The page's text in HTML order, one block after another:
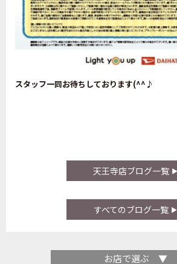
スタッフ一同お待ちしております(^^♪
天王寺店ブログ一覧
すべてのブログ一覧
お店で選ぶ ▼